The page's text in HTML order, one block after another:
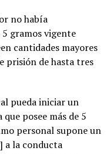
no había
gramos vigente
cantidades mayores
prisión de hasta tres
pueda iniciar un
posee más de 5
personal supone un
a la conducta